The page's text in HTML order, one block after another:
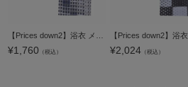
¥1,760 （税込） ¥2,024 （税込）